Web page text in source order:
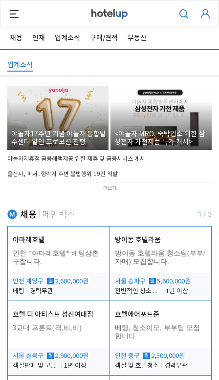
채용 인재 업계소식 구매/견적 부동산
업계소식
야놀자17주년 기념 야놀자 통합발
주센터 할인 프로모션 진행
<야놀자 MRO, 숙박업소 위한 삼
성전자 가전제품 특가 개시>
야놀자제휴점 금융혜택제공 위한 제휴 및 금융서비스 게시
울산시, 피서․행락지 주변 불법행위 19건 적발
더보기
채용 메인박스 1 / 3
아마레호텔
인천 *아마레호텔* 베팅삼촌
구합니다.
인천 계양구 월 2,600,000원
베팅
경력무관
방이동 호텔라움
방이동 호텔라움 청소팀(부부/
자매) 모집합니다.
서울 송파구 월 5,600,000원
전반적인 청소 업무(객실청소.객실정리)
1년 이상
호텔 디 아티스트 성신여대점
3교대 프론트(격,비,비)
서울 성북구 월 2,900,000원
객실판매 및 고객응대
1년 이상
호텔에어포트준
베팅, 청소이모, 부부팀 모집
합니다.
인천 중구 월 2,500,000원
객실 및 호텔청소
경력무관